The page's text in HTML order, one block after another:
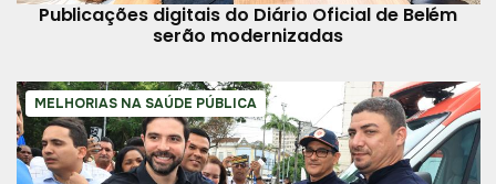
Publicações digitais do Diário Oficial de Belém
serão modernizadas
MELHORIAS NA SAÚDE PÚBLICA